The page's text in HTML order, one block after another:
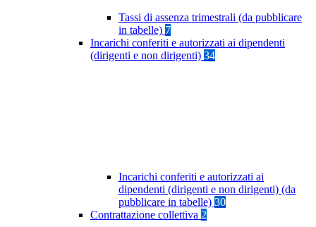
Tassi di assenza trimestrali (da pubblicare
in tabelle) 7
Incarichi conferiti e autorizzati ai dipendenti
(dirigenti e non dirigenti) 34
Incarichi conferiti e autorizzati ai
dipendenti (dirigenti e non dirigenti) (da
pubblicare in tabelle) 30
Contrattazione collettiva 2